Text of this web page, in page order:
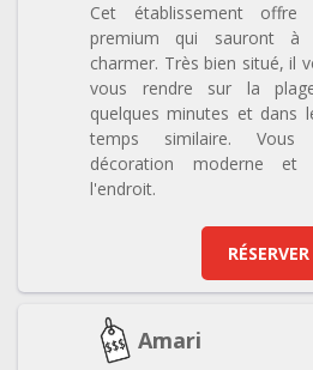
Cet établissement offre
premium qui sauront à
charmer. Très bien situé, il
vous rendre sur la
quelques minutes et dans
temps similaire. Vous
décoration moderne et
l'endroit.
RÉSERVER
Amari